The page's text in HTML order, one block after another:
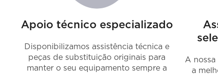
Apoio técnico especializado
Disponibilizamos assistência técnica e
peças de substituição originais para
manter o seu equipamento sempre a
A nossa
a